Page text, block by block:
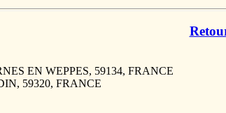
EN WEPPES, 59134, FRANCE
59320, FRANCE